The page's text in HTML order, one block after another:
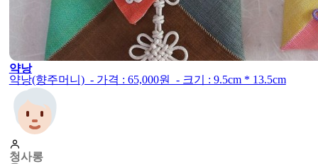
약낭
약낭(향주머니) - 가격 : 65,000원 - 크기 : 9.5cm * 13.5cm
청사롱